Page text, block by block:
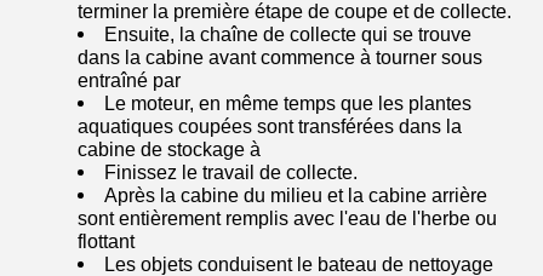
terminer la première étape de coupe et de collecte.
Ensuite, la chaîne de collecte qui se trouve
dans la cabine avant commence à tourner sous
entraîné par
Le moteur, en même temps que les plantes
aquatiques coupées sont transférées dans la
cabine de stockage à
Finissez le travail de collecte.
Après la cabine du milieu et la cabine arrière
sont entièrement remplis avec l'eau de l'herbe ou
flottant
Les objets conduisent le bateau de nettoyage